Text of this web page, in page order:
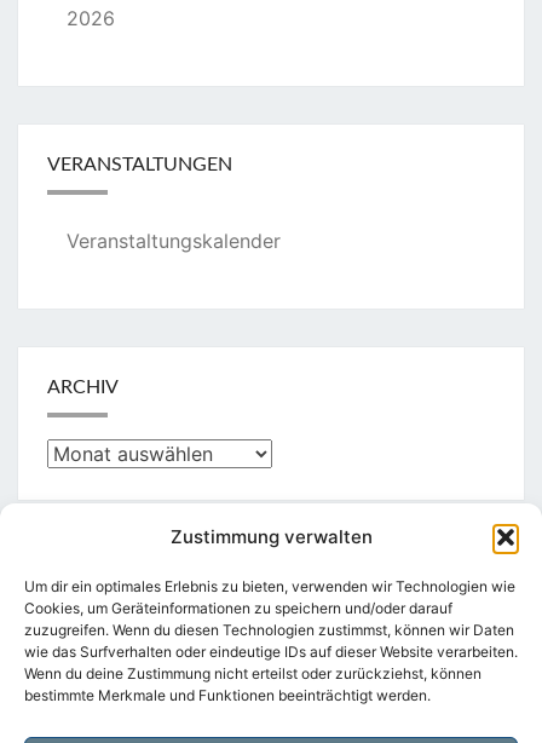
Zustimmung verwalten
Um dir ein optimales Erlebnis zu bieten, verwenden wir Technologien wie
Cookies, um Geräteinformationen zu speichern und/oder darauf
zuzugreifen. Wenn du diesen Technologien zustimmst, können wir Daten
wie das Surfverhalten oder eindeutige IDs auf dieser Website verarbeiten.
Wenn du deine Zustimmung nicht erteilst oder zurückziehst, können
bestimmte Merkmale und Funktionen beeinträchtigt werden.
2026
VERANSTALTUNGEN
Veranstaltungskalender
ARCHIV
Archiv
KATEGORIEN
Kategorien